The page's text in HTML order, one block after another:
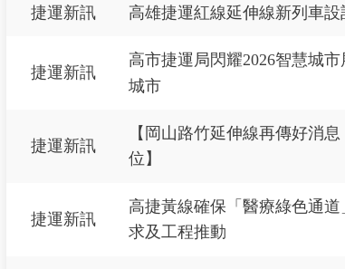
捷運新訊 高雄捷運紅線延伸線新列車
捷運新訊
高市捷運局閃耀2026智慧城
城市
捷運新訊
【岡山路竹延伸線再傳好消
位】
捷運新訊
高捷黃線確保「醫療綠色通
求及工程推動